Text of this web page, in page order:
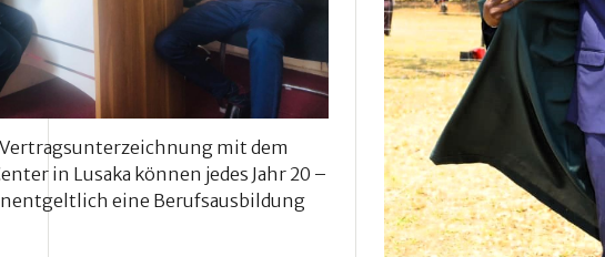
mit dem
in Lusaka können jedes Jahr 20 –
eine Berufsausbildung